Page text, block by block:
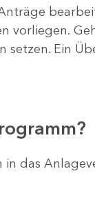
vorliegen.
Ein
in das